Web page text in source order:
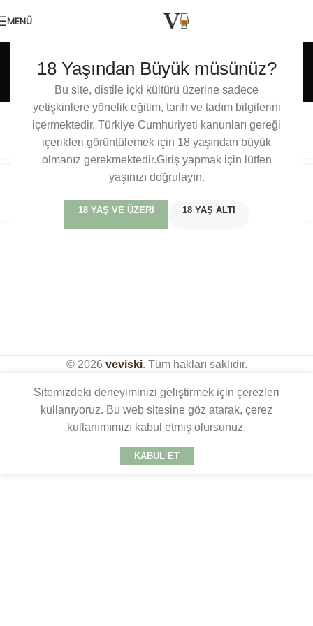
18 Yaşından Büyük müsünüz?
Bu site, distile içki kültürü üzerine sadece
yetişkinlere yönelik eğitim, tarih ve tadım bilgilerini
içermektedir. Türkiye Cumhuriyeti kanunları gereği
içerikleri görüntülemek için 18 yaşından büyük
olmanız gerekmektedir.Giriş yapmak için lütfen
yaşınızı doğrulayın.
18 YAŞ VE ÜZERI 18 YAŞ ALTI
MENÜ
Etiket arşivleri: Loch
Lomond
Loch Lomond 18 Year Old
© 2026 veviski. Tüm hakları saklıdır.
Sitemizdeki deneyiminizi geliştirmek için çerezleri
kullanıyoruz. Bu web sitesine göz atarak, çerez
kullanımımızı kabul etmiş olursunuz.
KABUL ET